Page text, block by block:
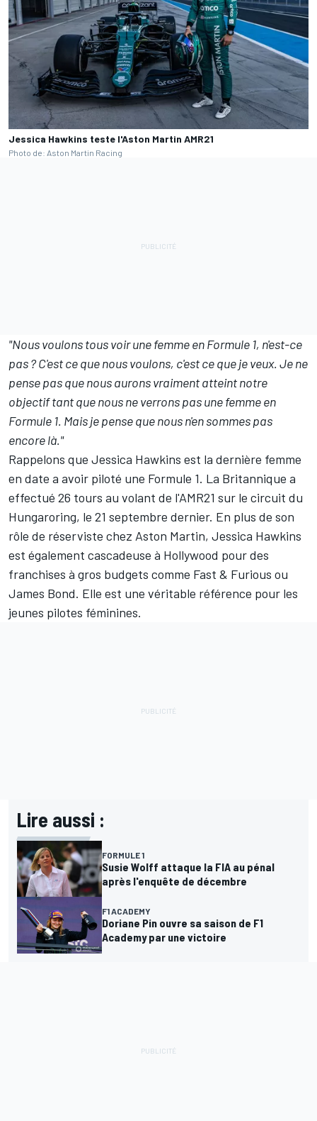
Jessica Hawkins teste l'Aston Martin AMR21
Photo de: Aston Martin Racing
"Nous voulons tous voir une femme en Formule 1, n'est-ce
pas ? C'est ce que nous voulons, c'est ce que je veux. Je ne
pense pas que nous aurons vraiment atteint notre
objectif tant que nous ne verrons pas une femme en
Formule 1. Mais je pense que nous n'en sommes pas
encore là."
Rappelons que Jessica Hawkins est la dernière femme
en date a avoir piloté une Formule 1. La Britannique a
effectué 26 tours au volant de l'AMR21 sur le circuit du
Hungaroring, le 21 septembre dernier. En plus de son
rôle de réserviste chez Aston Martin, Jessica Hawkins
est également cascadeuse à Hollywood pour des
franchises à gros budgets comme Fast & Furious ou
James Bond. Elle est une véritable référence pour les
jeunes pilotes féminines.
Lire aussi :
FORMULE 1
Susie Wolff attaque la FIA au pénal
après l'enquête de décembre
F1 ACADEMY
Doriane Pin ouvre sa saison de F1
Academy par une victoire